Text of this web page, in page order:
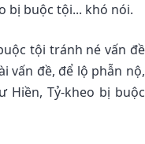
bị buộc tội... khó nói.
tội tránh né vấn đề
vấn đề, để lộ phẫn nộ,
Hiền, Tỷ-kheo bị buộc